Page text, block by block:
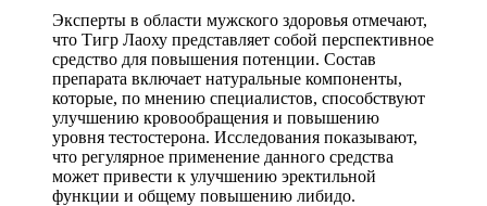
Эксперты в области мужского здоровья отмечают,
что Тигр Лаоху представляет собой перспективное
средство для повышения потенции. Состав
препарата включает натуральные компоненты,
которые, по мнению специалистов, способствуют
улучшению кровообращения и повышению
уровня тестостерона. Исследования показывают,
что регулярное применение данного средства
может привести к улучшению эректильной
функции и общему повышению либидо.